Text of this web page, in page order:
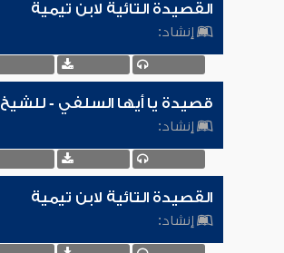
القصيدة التائية لابن تيمية
إنشاد:
قصيدة يا أيها السلفي - للشيخ
إنشاد:
القصيدة التائية لابن تيمية
إنشاد: